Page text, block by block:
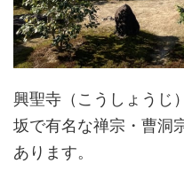
興聖寺（こうしょうじ
坂で有名な禅宗・曹洞
あります。